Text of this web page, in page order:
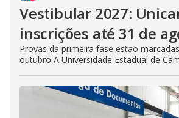
Vestibular 2027:
inscrições até 31 de
Provas da primeira fase estão
outubro A Universidade Estadual de